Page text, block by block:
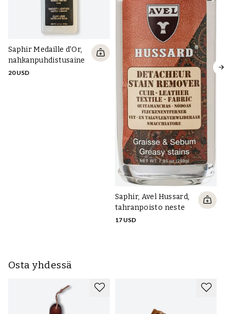
Saphir Medaille d'Or,
nahkanpuhdistusaine
20 USD
Saphir, Avel Hussard,
tahranpoisto neste
17 USD
Osta yhdessä